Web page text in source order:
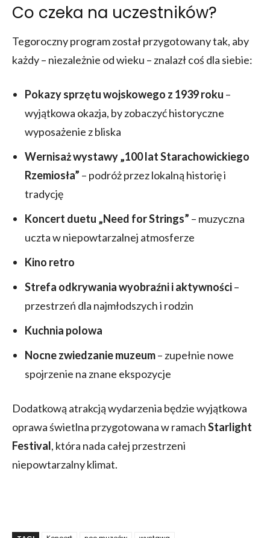
Co czeka na uczestników?
Tegoroczny program został przygotowany tak, aby
każdy – niezależnie od wieku – znalazł coś dla siebie:
Pokazy sprzętu wojskowego z 1939 roku –
wyjątkowa okazja, by zobaczyć historyczne
wyposażenie z bliska
Wernisaż wystawy „100 lat Starachowickiego
Rzemiosła” – podróż przez lokalną historię i
tradycję
Koncert duetu „Need for Strings” – muzyczna
uczta w niepowtarzalnej atmosferze
Kino retro
Strefa odkrywania wyobraźni i aktywności–
przestrzeń dla najmłodszych i rodzin
Kuchnia polowa
Nocne zwiedzanie muzeum– zupełnie nowe
spojrzenie na znane ekspozycje
Dodatkową atrakcją wydarzenia będzie wyjątkowa
oprawa świetlna przygotowana w ramachStarlight
Festival, która nada całej przestrzeni
niepowtarzalny klimat.